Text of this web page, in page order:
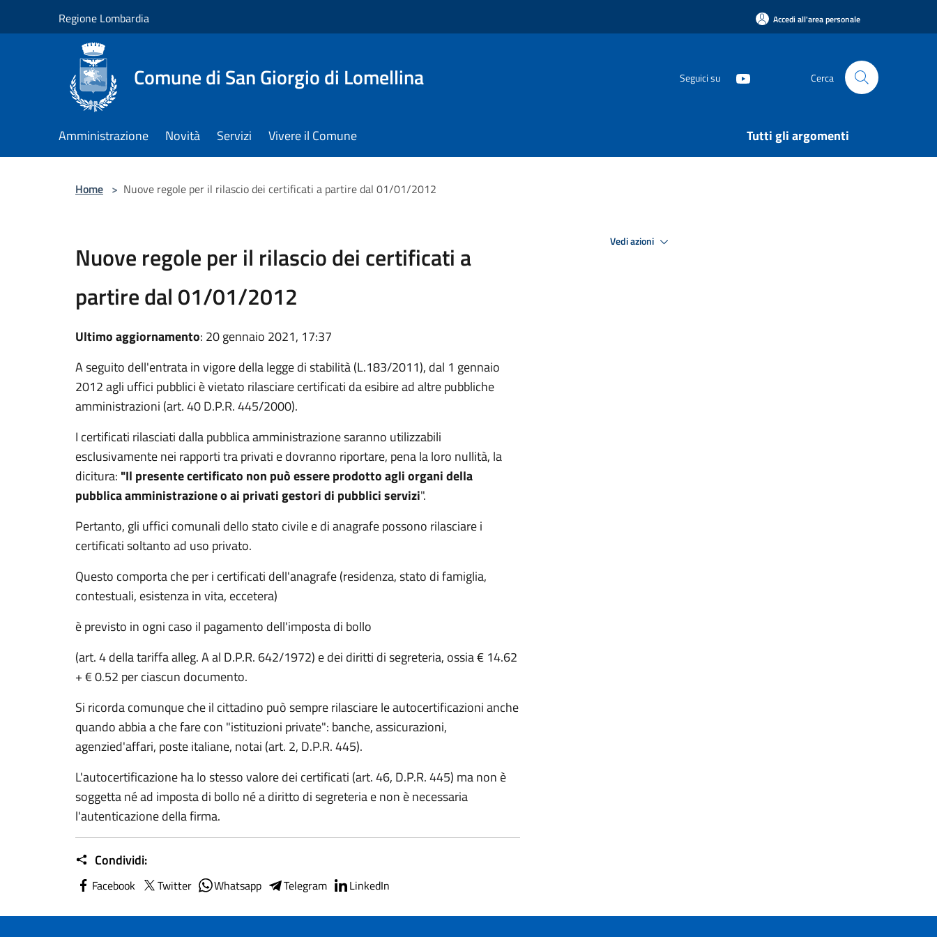
Regione Lombardia Accedi all'area personale
Comune di San Giorgio di Lomellina Seguici su Cerca
Amministrazione Novità Servizi Vivere il Comune Tutti gli argomenti
Home > Nuove regole per il rilascio dei certificati a partire dal 01/01/2012
Nuove regole per il rilascio dei certificati a
partire dal 01/01/2012
Ultimo aggiornamento: 20 gennaio 2021, 17:37
A seguito dell'entrata in vigore della legge di stabilità (L.183/2011), dal 1 gennaio
2012 agli uffici pubblici è vietato rilasciare certificati da esibire ad altre pubbliche
amministrazioni (art. 40 D.P.R. 445/2000).
I certificati rilasciati dalla pubblica amministrazione saranno utilizzabili
esclusivamente nei rapporti tra privati e dovranno riportare, pena la loro nullità, la
dicitura: "Il presente certificato non può essere prodotto agli organi della
pubblica amministrazione o ai privati gestori di pubblici servizi".
Pertanto, gli uffici comunali dello stato civile e di anagrafe possono rilasciare i
certificati soltanto ad uso privato.
Questo comporta che per i certificati dell'anagrafe (residenza, stato di famiglia,
contestuali, esistenza in vita, eccetera)
è previsto in ogni caso il pagamento dell'imposta di bollo
(art. 4 della tariffa alleg. A al D.P.R. 642/1972) e dei diritti di segreteria, ossia € 14.62
+ € 0.52 per ciascun documento.
Si ricorda comunque che il cittadino può sempre rilasciare le autocertificazioni anche
quando abbia a che fare con "istituzioni private": banche, assicurazioni,
agenzied'affari, poste italiane, notai (art. 2, D.P.R. 445).
L'autocertificazione ha lo stesso valore dei certificati (art. 46, D.P.R. 445) ma non è
soggetta né ad imposta di bollo né a diritto di segreteria e non è necessaria
l'autenticazione della firma.
Condividi:
Facebook Twitter Whatsapp Telegram LinkedIn
Vedi azioni